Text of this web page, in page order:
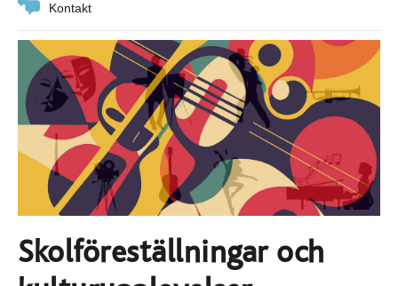
Kontakt
Skolföreställningar och